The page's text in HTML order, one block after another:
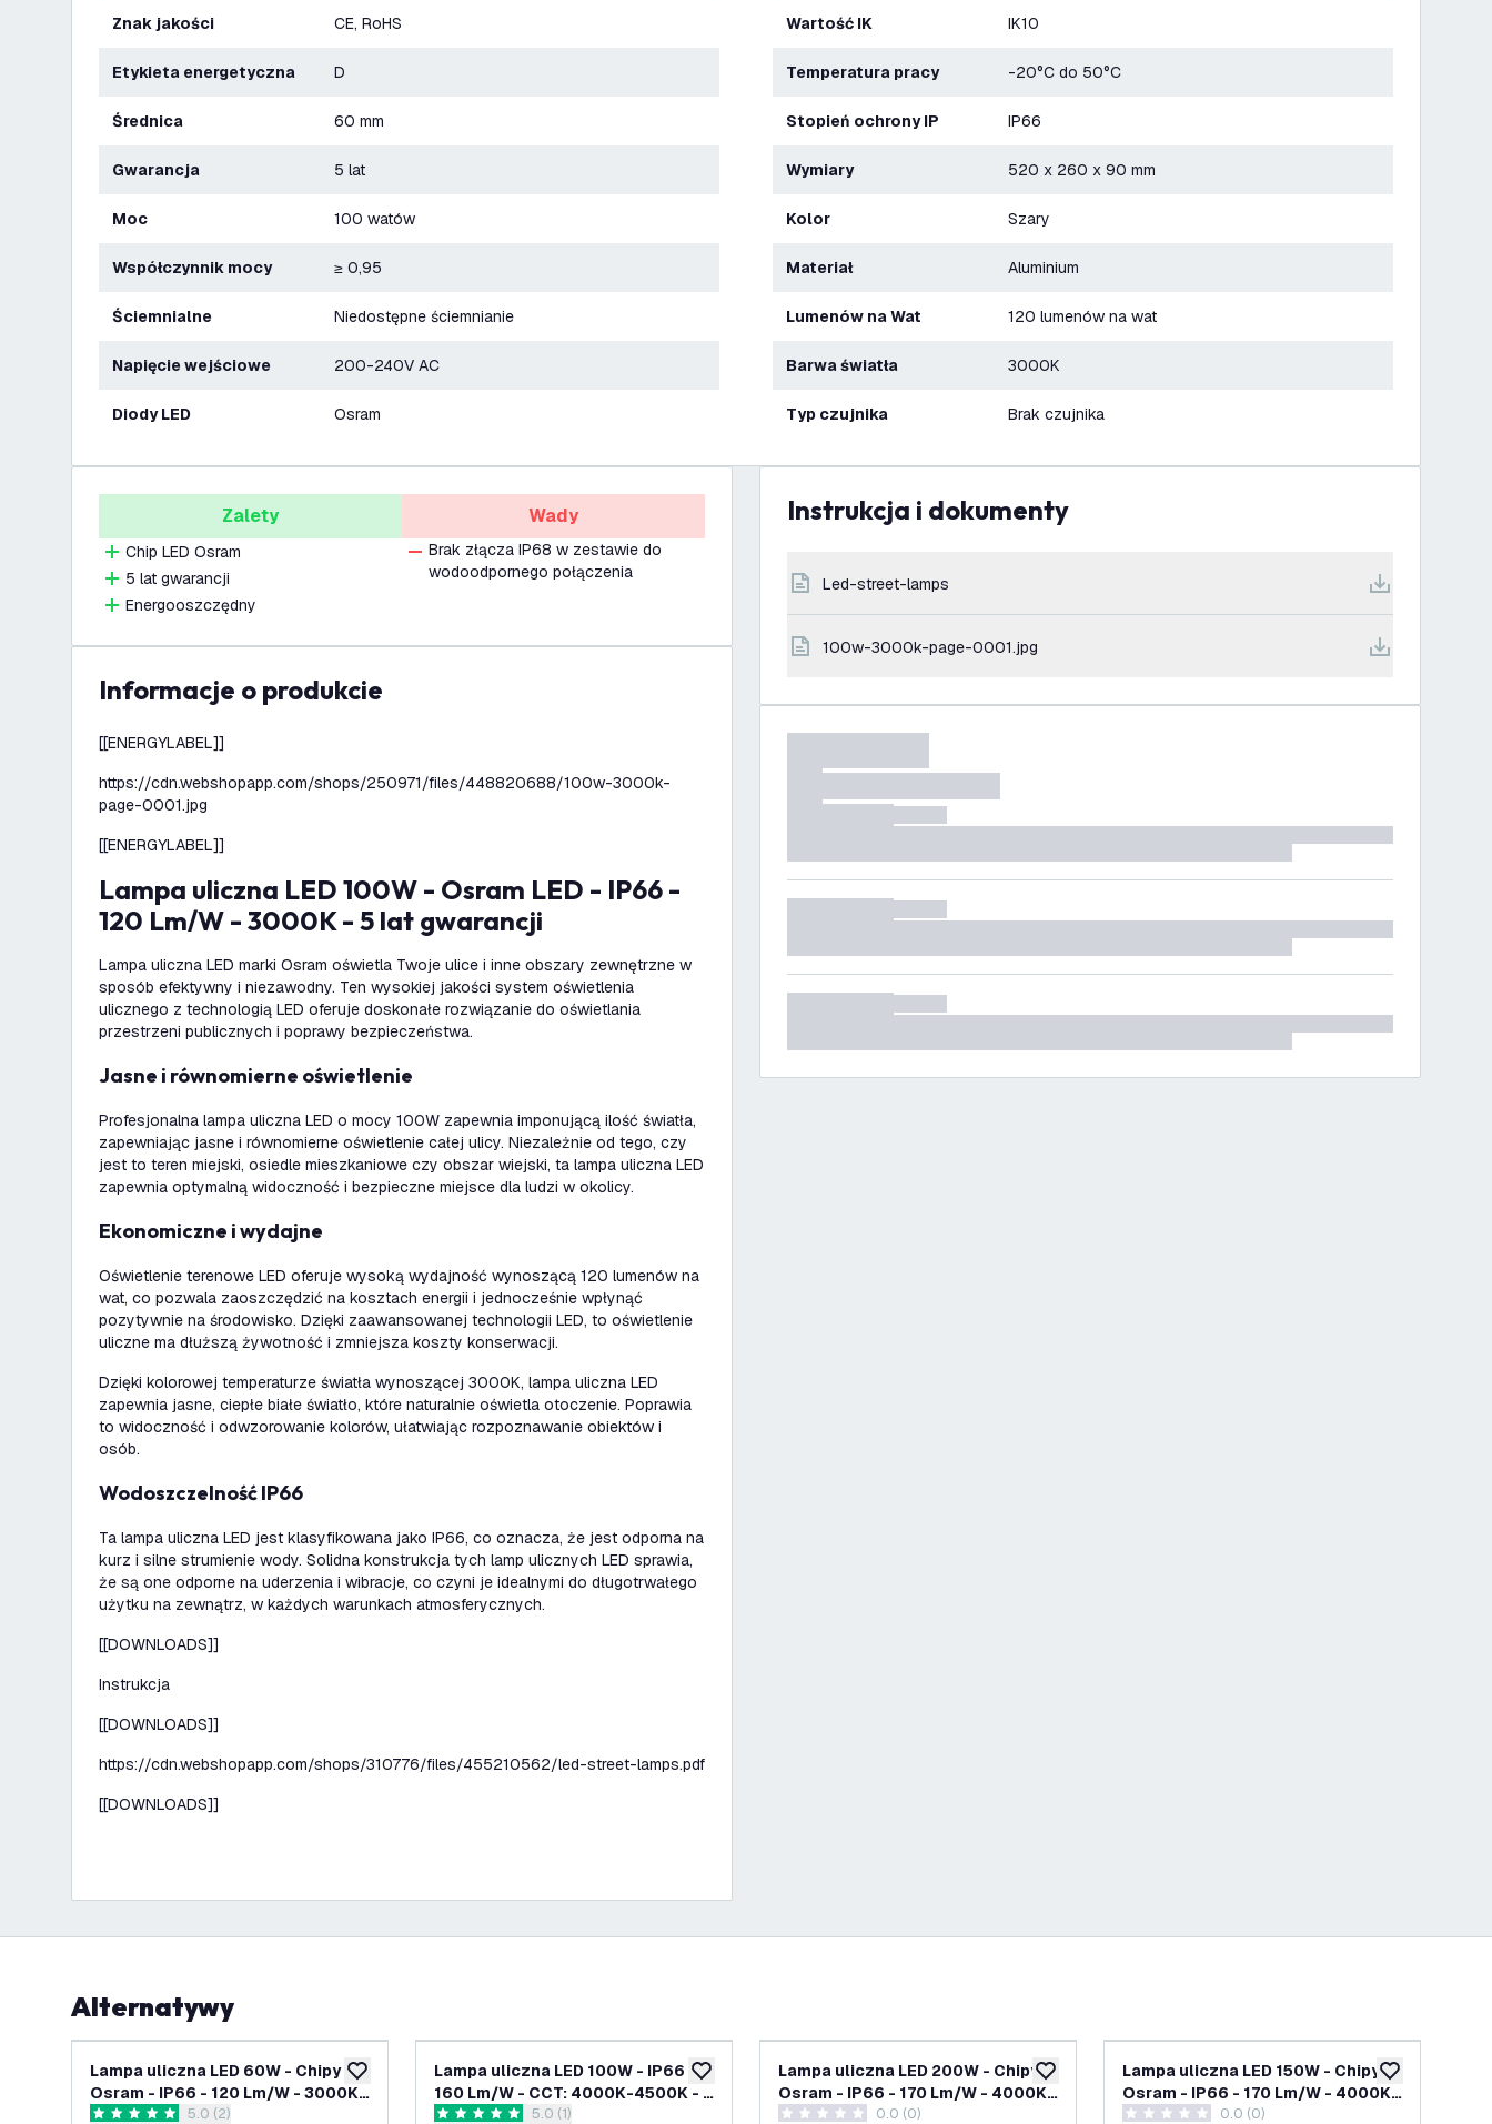
Znak jakości CE, RoHS
Etykieta energetyczna D
Średnica 60 mm
Gwarancja 5 lat
Moc 100 watów
Współczynnik mocy ≥ 0,95
Ściemnialne Niedostępne ściemnianie
Napięcie wejściowe 200-240V AC
Diody LED Osram
Wartość IK IK10
Temperatura pracy -20°C do 50°C
Stopień ochrony IP IP66
Wymiary 520 x 260 x 90 mm
Kolor Szary
Materiał Aluminium
Lumenów na Wat 120 lumenów na wat
Barwa światła 3000K
Typ czujnika Brak czujnika
Zalety
Chip LED Osram
5 lat gwarancji
Energooszczędny
Wady
Brak złącza IP68 w zestawie do
wodoodpornego połączenia
informacje o produkcie
[[ENERGYLABEL]]
https://cdn.webshopapp.com/shops/250971/files/448820688/100w-3000k-
page-0001.jpg
[[ENERGYLABEL]]
Lampa uliczna LED 100W - Osram LED - IP66 -
120 Lm/W - 3000K - 5 lat gwarancji
Lampa uliczna LED marki Osram oświetla Twoje ulice i inne obszary zewnętrzne w
sposób efektywny i niezawodny. Ten wysokiej jakości system oświetlenia
ulicznego z technologią LED oferuje doskonałe rozwiązanie do oświetlania
przestrzeni publicznych i poprawy bezpieczeństwa.
Jasne i równomierne oświetlenie
Profesjonalna lampa uliczna LED o mocy 100W zapewnia imponującą ilość światła,
zapewniając jasne i równomierne oświetlenie całej ulicy. Niezależnie od tego, czy
jest to teren miejski, osiedle mieszkaniowe czy obszar wiejski, ta lampa uliczna LED
zapewnia optymalną widoczność i bezpieczne miejsce dla ludzi w okolicy.
Ekonomiczne i wydajne
Oświetlenie terenowe LED oferuje wysoką wydajność wynoszącą 120 lumenów na
wat, co pozwala zaoszczędzić na kosztach energii i jednocześnie wpłynąć
pozytywnie na środowisko. Dzięki zaawansowanej technologii LED, to oświetlenie
uliczne ma dłuższą żywotność i zmniejsza koszty konserwacji.
Dzięki kolorowej temperaturze światła wynoszącej 3000K, lampa uliczna LED
zapewnia jasne, ciepłe białe światło, które naturalnie oświetla otoczenie. Poprawia
to widoczność i odwzorowanie kolorów, ułatwiając rozpoznawanie obiektów i
osób.
Wodoszczelność IP66
Ta lampa uliczna LED jest klasyfikowana jako IP66, co oznacza, że jest odporna na
kurz i silne strumienie wody. Solidna konstrukcja tych lamp ulicznych LED sprawia,
że są one odporne na uderzenia i wibracje, co czyni je idealnymi do długotrwałego
użytku na zewnątrz, w każdych warunkach atmosferycznych.
[[DOWNLOADS]]
Instrukcja
[[DOWNLOADS]]
https://cdn.webshopapp.com/shops/310776/files/455210562/led-street-lamps.pdf
[[DOWNLOADS]]
Instrukcja i dokumenty
led-street-lamps
100w-3000k-page-0001.jpg
Alternatywy
dodaj do listy życzeń
Lampa uliczna LED 60W - Chipy
Osram - IP66 - 120 Lm/W - 3000K -
5 lat gwarancjiotwórz panel recenzji
5 Gwiazdki oceny5.0 (2)
dodaj do listy życzeń
Lampa uliczna LED 100W - IP66 -
160 Lm/W - CCT: 4000K-4500K - 5
lat gwarancjiotwórz panel recenzji
5 Gwiazdki oceny5.0 (1)
dodaj do listy życzeń
Lampa uliczna LED 200W - Chipy
Osram - IP66 - 170 Lm/W - 4000K -
5 lat gwarancji
0 Gwiazdki oceny0.0 (0)
dodaj do listy
Lampa uliczna LED 150W - Chipy
Osram - IP66 - 170 Lm/W - 4000K -
5 lat gwarancji
0 Gwiazdki oceny0.0 (0)